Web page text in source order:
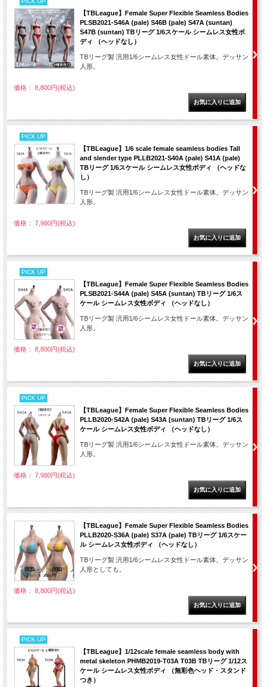
【TBLeague】Female Super Flexible Seamless Bodies
PLSB2021-S46A (pale) S46B (pale) S47A (suntan)
S47B (suntan) TBリーグ 1/6スケール シームレス女性ボ
ディ （ヘッドなし）
TBリーグ製 汎用1/6シームレス女性ドール素体。デッサン
人形。
価格： 8,800円(税込)
PICK UP
【TBLeague】1/6 scale female seamless bodies Tall
and slender type PLLB2021-S40A (pale) S41A (pale)
TBリーグ 1/6スケール シームレス女性ボディ （ヘッドな
し）
TBリーグ製 汎用1/6シームレス女性ドール素体。デッサン
人形。
価格： 7,980円(税込)
PICK UP
【TBLeague】Female Super Flexible Seamless Bodies
PLSB2021-S44A (pale) S45A (suntan) TBリーグ 1/6ス
ケール シームレス女性ボディ （ヘッドなし）
TBリーグ製 汎用1/6シームレス女性ドール素体。デッサン
人形。
価格： 8,800円(税込)
PICK UP
【TBLeague】Female Super Flexible Seamless Bodies
PLLB2020-S42A (pale) S43A (suntan) TBリーグ 1/6ス
ケール シームレス女性ボディ （ヘッドなし）
TBリーグ製 汎用1/6シームレス女性ドール素体。デッサン
人形。
価格： 7,980円(税込)
【TBLeague】Female Super Flexible Seamless Bodies
PLLB2020-S36A (pale) S37A (pale) TBリーグ 1/6スケー
ル シームレス女性ボディ （ヘッドなし）
TBリーグ製 汎用1/6シームレス女性ドール素体。デッサン
人形としても。
価格： 8,800円(税込)
PICK UP
【TBLeague】1/12scale female seamless body with
metal skeleton PHMB2019-T03A T03B TBリーグ 1/12ス
ケール シームレス女性ボディ （無彩色ヘッド・スタンド
つき）